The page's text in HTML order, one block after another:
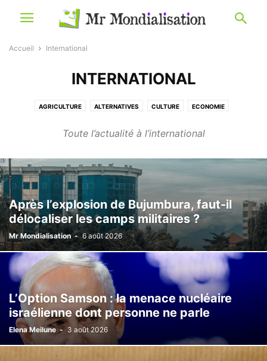
Accueil International
INTERNATIONAL
AGRICULTURE ALTERNATIVES CULTURE ECONOMIE
LIVRE SCIENCES SOCIÉTÉ TRIBUNE
Toute l’actualité à l’international
Après l’explosion de Bujumbura, faut-il
délocaliser les camps militaires ?
Mr Mondialisation - 6 août 2026
L’Option Samson : la menace nucléaire
israélienne dont personne ne parle
Elena Meilune - 3 août 2026